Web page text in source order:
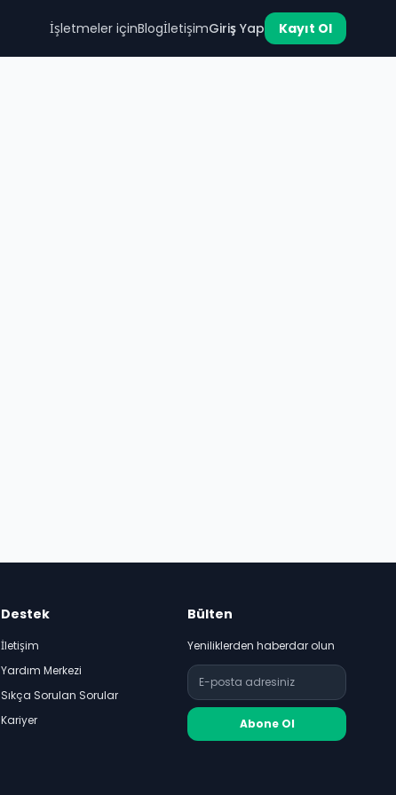
İşletmeler içinBlogİletişimGiriş Yap Kayıt Ol
Destek
İletişim
Yardım Merkezi
Sıkça Sorulan Sorular
Kariyer
Bülten
Yeniliklerden haberdar olun
Abone Ol